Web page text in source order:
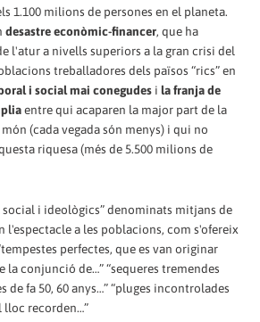
1.100 milions de persones en el planeta.
desastre econòmic-financer, que ha
l'atur a nivells superiors a la gran crisi del
treballadores dels països “rics” en
i social mai conegudes i la franja de
entre qui acaparen la major part de la
(cada vegada són menys) i qui no
riquesa (més de 5.500 milions de
i ideològics” denominats mitjans de
l'espectacle a les poblacions, com s'ofereix
perfectes, que es van originar
la conjunció de…” “sequeres tremendes
de fa 50, 60 anys…” “pluges incontrolades
lloc recorden…”